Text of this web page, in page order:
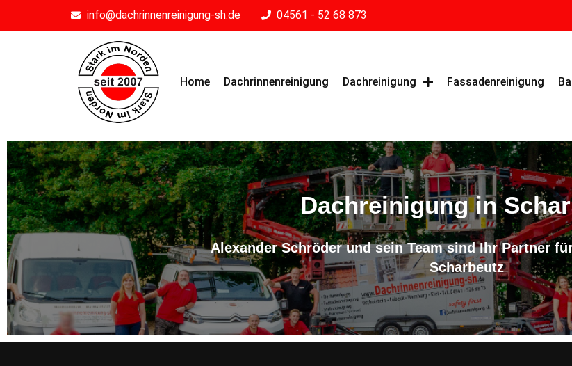
info@dachrinnenreinigung-sh.de 04561 - 52 68 873
Home Dachrinnenreinigung Dachreinigung Fassadenreinigung
Dachreinigung in
Alexander Schröder und sein Team sind Ihr Partner
Scharbeutz